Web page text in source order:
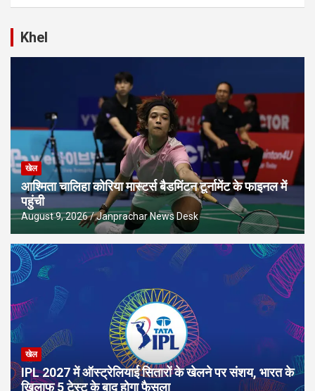
Khel
खेल
आश्मिता चालिहा कोरिया मास्टर्स बैडमिंटन टूर्नामेंट के फाइनल में
पहुंची
August 9, 2026 Janprachar News Desk
खेल
IPL 2027 में ऑस्ट्रेलियाई सितारों के खेलने पर संशय, भारत के
खिलाफ 5 टेस्ट के बाद होगा फैसला